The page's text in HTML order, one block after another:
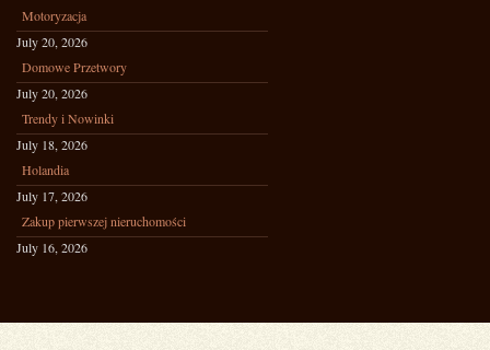
Motoryzacja
July 20, 2026
Domowe Przetwory
July 20, 2026
Trendy i Nowinki
July 18, 2026
Holandia
July 17, 2026
Zakup pierwszej nieruchomości
July 16, 2026